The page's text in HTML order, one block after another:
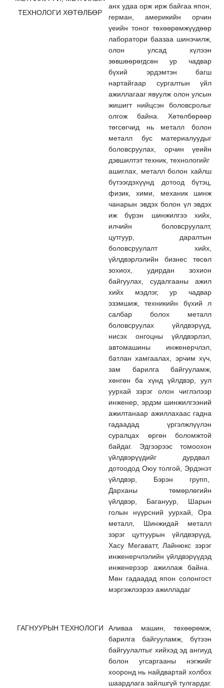
ТЕХНОЛОГИ ХӨТӨЛБӨР
анх удаа орж ирж байгаа япон,
герман, америкийн орчин
үеийн тоног төхөөрөмжүүдөөр
лаборатори баазаа шинэчилж,
олон улсад хүлээн
зөвшөөрөгдсөн ур чадвар
бүхий эрдэмтэн багш
нартайгаар сургалтын үйл
ажиллагааг явуулж олон улсын
жишигт нийцсэн боловсролыг
олгож байна. Хөтөлбөрөөр
төгсөгчид нь металл болон
металл бус материалуудыг
боловсруулах, орчин үеийн
дэвшилтэт техник, технологийг
ашиглах, металл болон хайлш
бүтээгдэхүүнд дотоод бүтэц,
физик, хими, механик шинж
чанарын эвдэх болон үл эвдэх
иж бүрэн шинжилгээ хийх,
илчийн боловсруулалт,
цутгуур, даралтын
боловсруулалт хийх,
үйлдвэрлэлийн бизнес төсөл
зохиох, удирдан зохион
байгуулах, судалгааны ажил
хийх мэдлэг, ур чадвар
эзэмшиж, техникийн бүхий л
салбар болох металл
боловсруулах үйлдвэрүүд,
нисэх онгоцны үйлдвэрлэл,
автомашины инженерчлэл,
батлан хамгаалах, эрчим хүч,
зам барилга байгууламж,
хөнгөн ба хүнд үйлдвэр, уул
уурхай зэрэг олон чиглэлээр
инженер, эрдэм шинжилгээний
ажилтанаар ажиллахаас гадна
гадаадад үргэлжлүүлэн
суралцах өргөн боломжтой
байдаг. Эдгээрээс томоохон
үйлдвэрүүдийг дурдвал
дотоодод Оюу толгой, Эрдэнэт
үйлдвэр, Бэрэн групп,
Дарханы төмөрлөгийн
үйлдвэр, Багануур, Шарын
голын нүүрсний уурхай, Ора
металл, Шинжидай металл
зэрэг цутгуурын үйлдвэрүүд,
Хасу Мегаватт, Лайнюкс зэрэг
инженерчлэлийн үйлдвэрүүдэд
инженерээр ажиллаж байна.
Мөн гадаадад япон солонгост
мэргэжлээрээ ажилладаг
ГАГНУУРЫН ТЕХНОЛОГИ
Аливаа машин, төхөөрөмж,
барилга байгууламж, бүтээн
байгуулалтыг хийхэд эд ангиуд
болон угсаргааны нэгжийг
хооронд нь найдвартай холбох
шаардлага зайлшгүй тулгардаг.